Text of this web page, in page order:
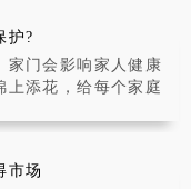
护?
家门会影响家人健康
上添花，给每个家庭
市场